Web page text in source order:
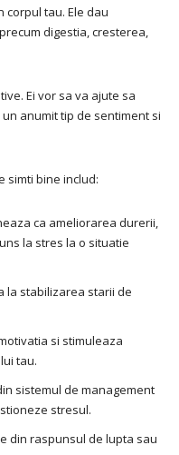
corpul tau. Ele dau
digestia, cresterea,
Ei vor sa va ajute sa
anumit tip de sentiment si
simti bine includ:
ca ameliorarea durerii,
la stres la o situatie
la stabilizarea starii de
si stimuleaza
tau.
sistemul de management
stresul.
din raspunsul de lupta sau